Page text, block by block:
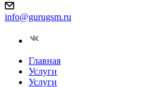
info@gurugsm.ru
Главная
Услуги
Услуги